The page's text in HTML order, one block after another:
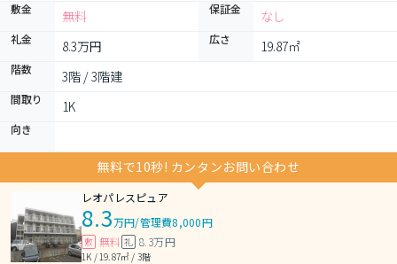
敷金 無料 保証金 なし
礼金 8.3万円 広さ 19.87㎡
階数 3階 / 3階建
間取り 1K
向き
無料で10秒! カンタンお問い合わせ
レオパレスピュア
8.3万円/管理費8,000円
敷 無料 礼 8.3万円
1K / 19.87㎡ / 3階